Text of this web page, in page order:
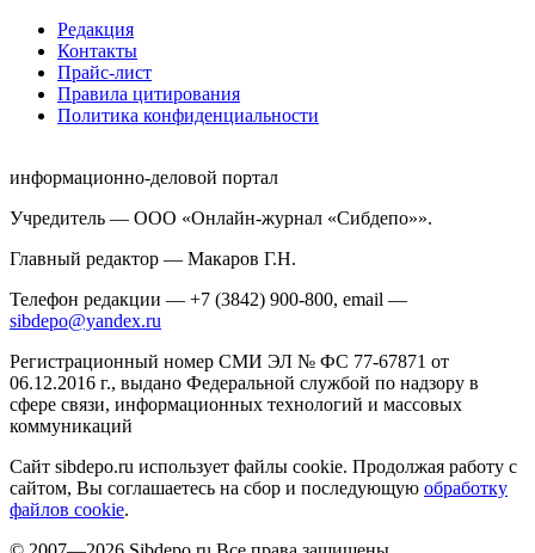
Редакция
Контакты
Прайс-лист
Правила цитирования
Политика конфиденциальности
информационно-деловой портал
Учредитель — ООО «Онлайн-журнал «Сибдепо»».
Главный редактор — Макаров Г.Н.
Телефон редакции — +7 (3842) 900-800, email —
sibdepo@yandex.ru
Регистрационный номер СМИ ЭЛ № ФС 77-67871 от
06.12.2016 г., выдано Федеральной службой по надзору в
сфере связи, информационных технологий и массовых
коммуникаций
Сайт sibdepo.ru использует файлы cookie. Продолжая работу с
сайтом, Вы соглашаетесь на сбор и последующую обработку
файлов cookie.